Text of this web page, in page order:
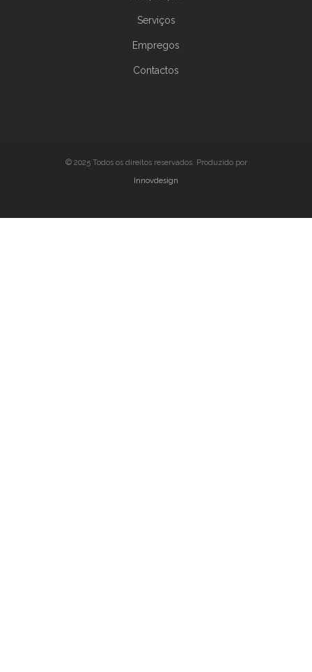
Serviços
Empregos
Contactos
© 2025 Todos os direitos reservados. Produzido por
Innovdesign